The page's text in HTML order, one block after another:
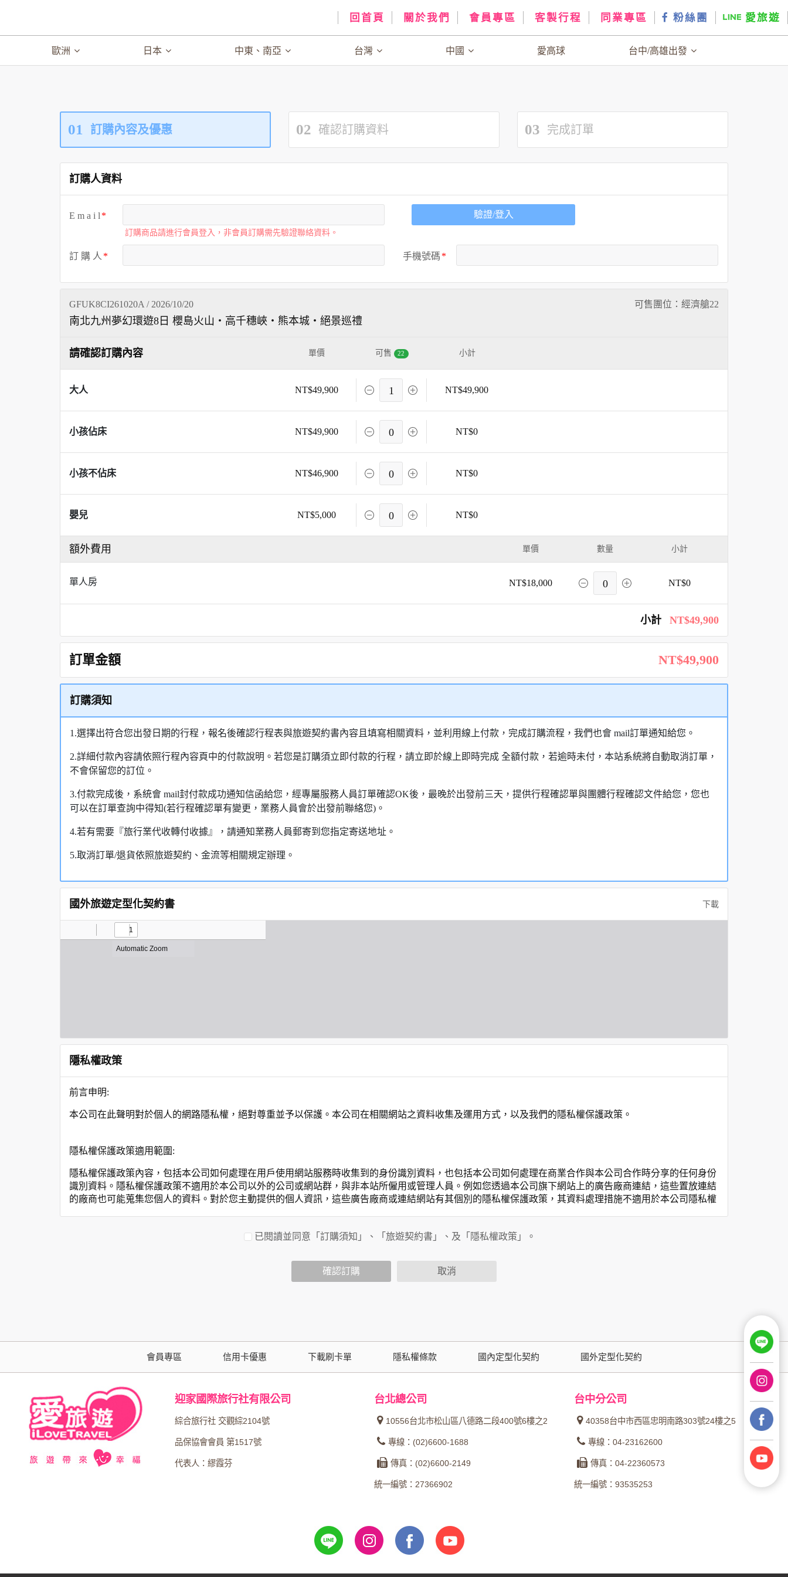
回首頁 關於我們 會員專區 客製行程 同業專區 粉絲團 愛旅遊
歐洲 日本 中東、南亞 台灣 中國 愛高球 台中/高雄出發
01 訂購內容及優惠 02 確認訂購資料 03 完成訂單
訂購人資料
E m a i l
訂購商品請進行會員登入，非會員訂購需先驗證聯絡資料。
驗證/登入
訂 購 人 手機號碼
GFUK8CI261020A / 2026/10/20 可售團位：經濟艙22
南北九州夢幻環遊8日 櫻島火山・高千穗峽・熊本城・絕景巡禮
請確認訂購內容 單價 可售 22 小計
大人 NT$49,900 1 NT$49,900
小孩佔床 NT$49,900 0 NT$0
小孩不佔床 NT$46,900 0 NT$0
嬰兒 NT$5,000 0 NT$0
額外費用 單價 數量 小計
單人房 NT$18,000 0 NT$0
小計 NT$49,900
訂單金額 NT$49,900
訂購須知
1.選擇出符合您出發日期的行程，報名後確認行程表與旅遊契約書內容且填寫相關資料，並利用線上付款，完成訂購流程，我們也會 mail訂單通知給您。
2.詳細付款內容請依照行程內容頁中的付款說明。若您是訂購須立即付款的行程，請立即於線上即時完成 全額付款，若逾時未付，本站系統將自動取消訂單，
不會保留您的訂位。
3.付款完成後，系統會 mail封付款成功通知信函給您，經專屬服務人員訂單確認OK後，最晚於出發前三天，提供行程確認單與團體行程確認文件給您，您也
可以在訂單查詢中得知(若行程確認單有變更，業務人員會於出發前聯絡您)。
4.若有需要『旅行業代收轉付收據』，請通知業務人員郵寄到您指定寄送地址。
5.取消訂單/退貨依照旅遊契約、金流等相關規定辦理。
國外旅遊定型化契約書 下載
隱私權政策
前言申明:
本公司在此聲明對於個人的網路隱私權，絕對尊重並予以保護。本公司在相關網站之資料收集及運用方式，以及我們的隱私權保護政策。
隱私權保護政策適用範圍:
隱私權保護政策內容，包括本公司如何處理在用戶使用網站服務時收集到的身份識別資料，也包括本公司如何處理在商業合作與本公司合作時分享的任何身份
識別資料。隱私權保護政策不適用於本公司以外的公司或網站群，與非本站所僱用或管理人員。例如您透過本公司旗下網站上的廣告廠商連結，這些置放連結
的廠商也可能蒐集您個人的資料。對於您主動提供的個人資訊，這些廣告廠商或連結網站有其個別的隱私權保護政策，其資料處理措施不適用於本公司隱私權
您個人在本網站上的聊天室或討論區中任意公開個人資料的行為，在非經加密的保護下，亦不適用於本公司隱私權保護政策。
參考依據，此記錄為內部應用，決不對外公布。
為提供精確的服務，我們會將收集的問卷調查內容進行統計與分析，分析結果之統計數據或說明文字呈現，除供內部研究外，我們會視需要公佈統計數據及說
明文字，但不涉及特定個人之資料。
除非取得您的同意或其他法令之特別規定，本網站絕不會將您的個人資料揭露予第三人或使用於蒐集目的以外之其他用途。
在您於本網站註冊帳號、使用本網站相關產品、服務、活動或贈獎時，本網站會收集您的個人識別資料，本網站也可以從商業夥伴處取得個人資料。
當客戶在本網站註冊時，我們會取得您的姓名、電話、住址、身份證字號、電子郵件、出生日期、性別、行業等相關資料，當您註冊成功，並登入使用我們的
服務後，我們即取得您的資料。註冊時，本網站取得您的姓名、電話、住址、身份證字號、電子郵件、出生日期、性別、行業等相關資料，當您註冊成功，並
項記錄和您對應。請您注意，在本網站網刊登廣告之廠商，或與連結本網站，也可能蒐集您個人的資料。對於您主動提供的個人資訊，這些廣告廠商、或連結
網站有其個別的私權保護政策，其資料處理措施不適用本網站隱私權保護政策，本公司不負任何連帶責任。
郵件上提供您能隨時停止接收這些資料或電子郵件的方法及說明。
已閱讀並同意「訂購須知」、「旅遊契約書」、及「隱私權政策」。
確認訂購 取消
會員專區 信用卡優惠 下載刷卡單 隱私權條款 國內定型化契約 國外定型化契約
迎家國際旅行社有限公司
綜合旅行社 交觀綜2104號
品保協會會員 第1517號
代表人：繆霞芬
台北總公司
10556台北市松山區八德路二段400號6樓之2
專線：(02)6600-1688
傳真：(02)6600-2149
統一編號：27366902
台中分公司
40358台中市西區忠明南路303號24樓之5
專線：04-23162600
傳真：04-22360573
統一編號：93535253